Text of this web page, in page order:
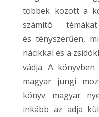
többek között a
számító
és tényszerűen,
nácikkal és a
vádja. A
magyar jungi
könyv magyar
inkább az adja